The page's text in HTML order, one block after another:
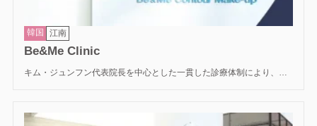
韓国 江南
Be&Me Clinic
キム・ジュンフン代表院長を中心とした一貫した診療体制により、仕
た、カプセル拘縮（しこり）予防や傷跡ケアなど、専門的なアフター